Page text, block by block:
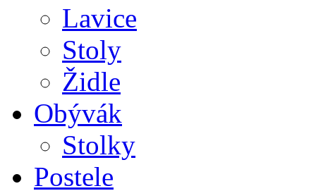
Lavice
Stoly
Židle
Obývák
Stolky
Postele